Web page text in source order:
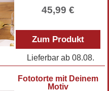
45,99 €
Zum Produkt
Lieferbar ab 08.08.
Fototorte mit Deinem
Motiv